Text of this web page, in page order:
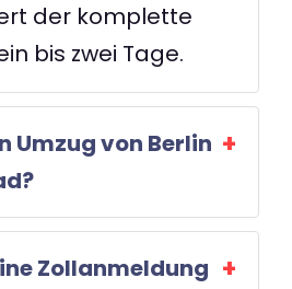
der komplette
bis zwei Tage.
Umzug von Berlin
Zollanmeldung